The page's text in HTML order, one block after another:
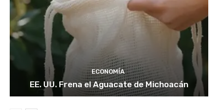
ECONOMÍA
EE. UU. Frena el Aguacate de Michoacán